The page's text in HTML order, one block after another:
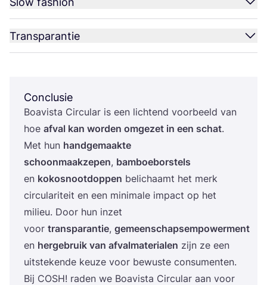
Transparantie
Conclusie
Boa­vis­ta Cir­cu­lar is een lich­tend voor­beeld van
hoe afval kan wor­den omge­zet in een schat.
Met hun hand­ge­maak­te
schoon­maak­ze­pen, bam­boe­bor­stels
en kokos­noot­dop­pen beli­chaamt het merk
cir­cu­la­ri­teit en een mini­ma­le impact op het
mili­eu. Door hun inzet
voor trans­pa­ran­tie, gemeen­schapsem­po­wer­ment
en her­ge­bruik van afval­ma­te­ri­a­len zijn ze een
uit­ste­ken­de keu­ze voor bewus­te con­su­men­ten.
Bij COSH! raden we Boa­vis­ta Cir­cu­lar aan voor